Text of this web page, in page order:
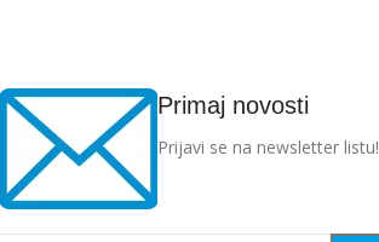
Primaj novosti
Prijavi se na newsletter listu!